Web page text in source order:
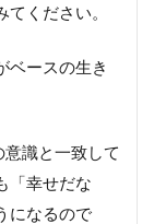
ください。
ベースの生き
識と一致して
「幸せだな
になるので